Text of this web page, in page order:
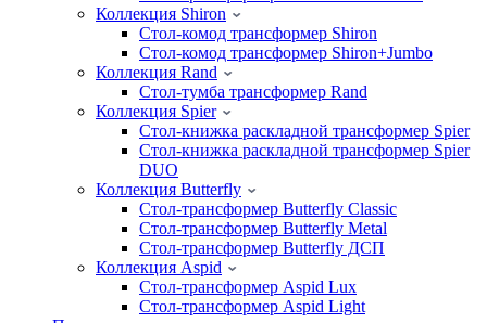
Коллекция Shiron
Стол-комод трансформер Shiron
Стол-комод трансформер Shiron+Jumbo
Коллекция Rand
Стол-тумба трансформер Rand
Коллекция Spier
Стол-книжка раскладной трансформер Spier
Стол-книжка раскладной трансформер Spier
DUO
Коллекция Butterfly
Стол-трансформер Butterfly Classic
Стол-трансформер Butterfly Metal
Стол-трансформер Butterfly ДСП
Коллекция Aspid
Стол-трансформер Aspid Lux
Стол-трансформер Aspid Light